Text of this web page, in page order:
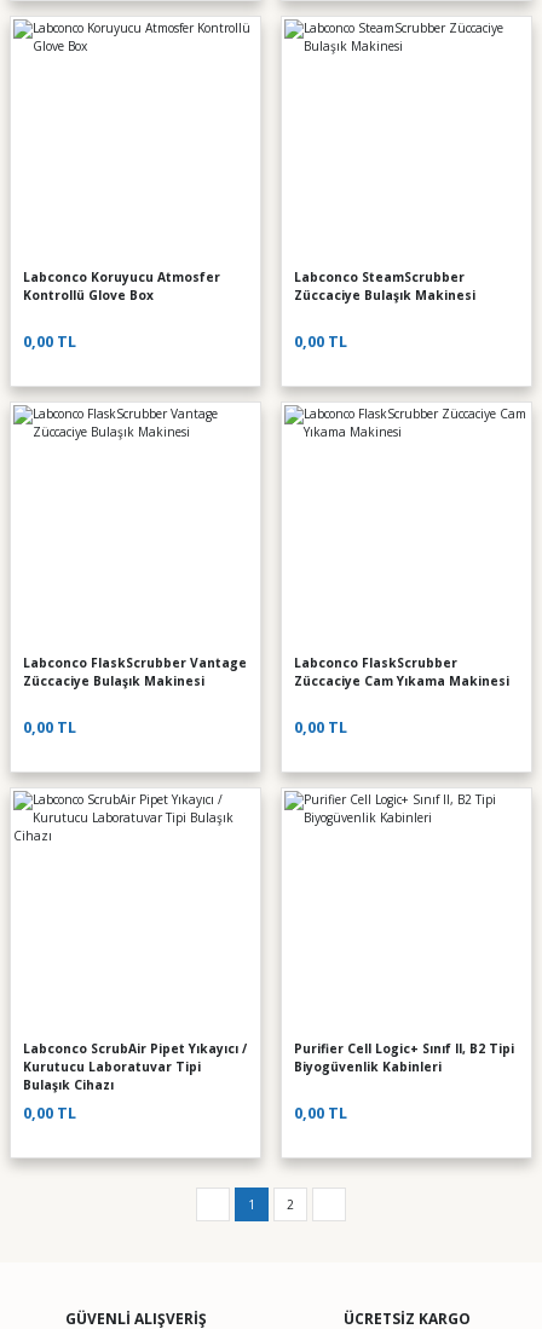
Labconco Koruyucu Atmosfer
Kontrollü Glove Box
0,00 TL
Labconco SteamScrubber
Züccaciye Bulaşık Makinesi
0,00 TL
Labconco FlaskScrubber Vantage
Züccaciye Bulaşık Makinesi
0,00 TL
Labconco FlaskScrubber
Züccaciye Cam Yıkama Makinesi
0,00 TL
Labconco ScrubAir Pipet Yıkayıcı /
Kurutucu Laboratuvar Tipi
Bulaşık Cihazı
0,00 TL
Purifier Cell Logic+ Sınıf II, B2 Tipi
Biyogüvenlik Kabinleri
0,00 TL
1 2
GÜVENLİ ALIŞVERİŞ ÜCRETSİZ KARGO